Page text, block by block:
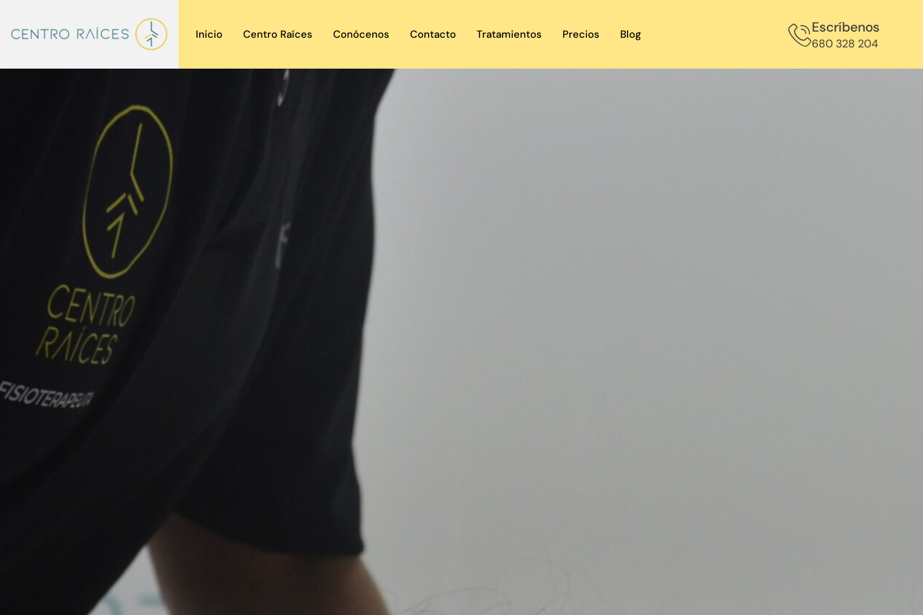
Inicio Centro Raíces Conócenos Contacto Tratamientos Precios Blog Escríbenos
680 328 204